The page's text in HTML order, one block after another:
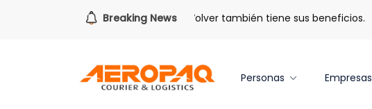
Breaking News
Para todo lo que viene. Volver también tiene sus beneficios.
Personas Empresas